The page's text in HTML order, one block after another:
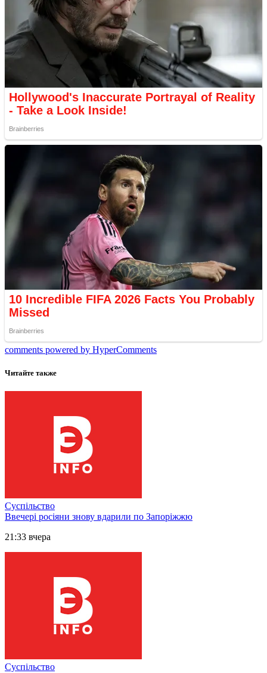
comments powered by HyperComments
Читайте также
Суспільство
Ввечері росіяни знову вдарили по Запоріжжю
21:33 вчера
Суспільство